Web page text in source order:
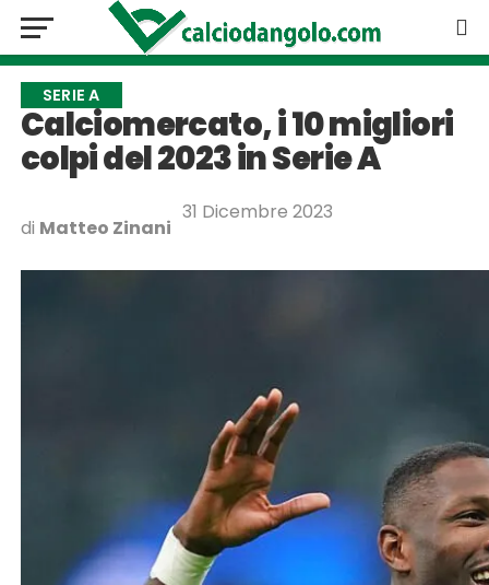
SERIE A
Calciomercato, i 10 migliori
colpi del 2023 in Serie A
di Matteo Zinani
31 Dicembre 2023